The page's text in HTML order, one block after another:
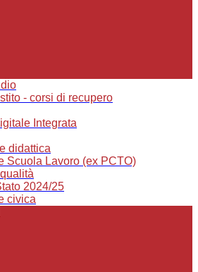
- corsi di recupero
Integrata
didattica
Scuola Lavoro (ex PCTO)
2024/25
civica